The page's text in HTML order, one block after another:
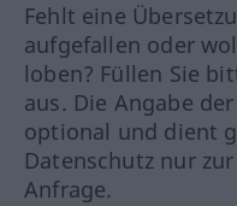
Fehlt eine
aufgefallen oder
loben? Füllen Sie
aus. Die Angabe
optional und dient
Datenschutz nur
Anfrage.